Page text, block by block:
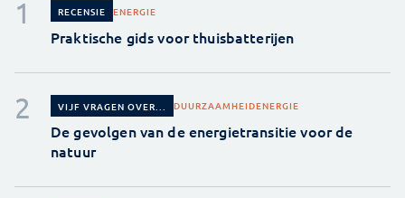
RECENSIE ENERGIE
Praktische gids voor thuisbatterijen
VIJF VRAGEN OVER... DUURZAAMHEIDENERGIE
De gevolgen van de energietransitie voor de
natuur